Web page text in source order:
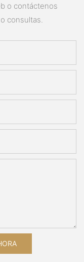
o contáctenos
consultas.